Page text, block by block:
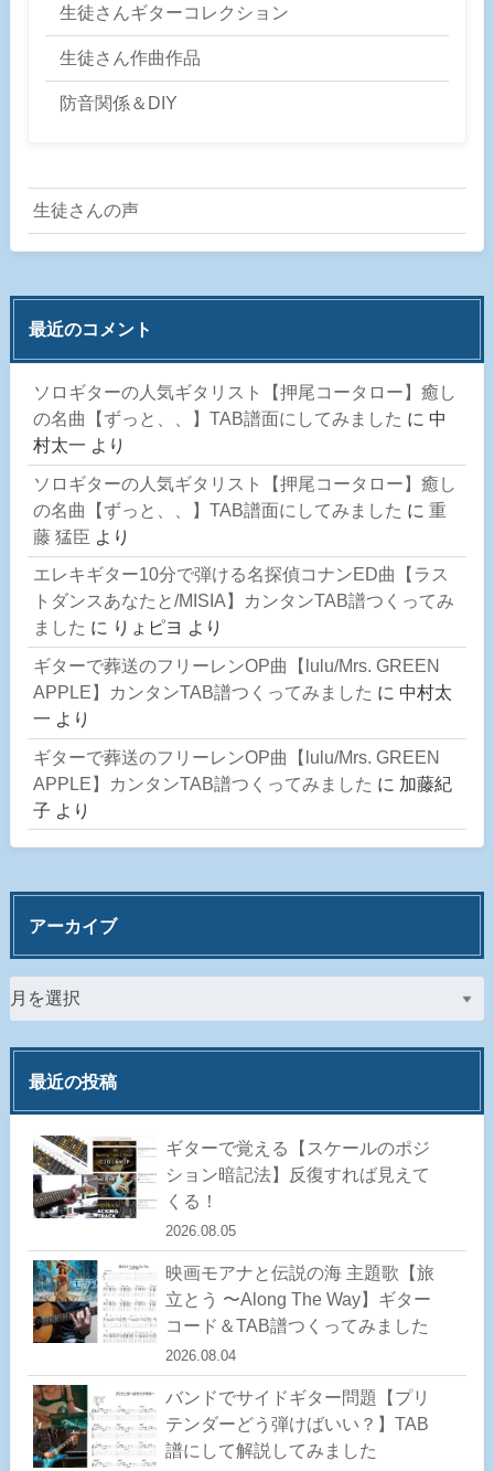
生徒さんギターコレクション
生徒さん作曲作品
防音関係＆DIY
生徒さんの声
最近のコメント
ソロギターの人気ギタリスト【押尾コータロー】癒し
の名曲【ずっと、、】TAB譜面にしてみました に 中
村太一 より
ソロギターの人気ギタリスト【押尾コータロー】癒し
の名曲【ずっと、、】TAB譜面にしてみました に 重
藤 猛臣 より
エレキギター10分で弾ける名探偵コナンED曲【ラス
トダンスあなたと/MISIA】カンタンTAB譜つくってみ
ました に りょピヨ より
ギターで葬送のフリーレンOP曲【lulu/Mrs. GREEN
APPLE】カンタンTAB譜つくってみました に 中村太
一 より
ギターで葬送のフリーレンOP曲【lulu/Mrs. GREEN
APPLE】カンタンTAB譜つくってみました に 加藤紀
子 より
アーカイブ
最近の投稿
ギターで覚える【スケールのポジ
ション暗記法】反復すれば見えて
くる！
2026.08.05
映画モアナと伝説の海 主題歌【旅
立とう 〜Along The Way】ギター
コード＆TAB譜つくってみました
2026.08.04
バンドでサイドギター問題【プリ
テンダーどう弾けばいい？】TAB
譜にして解説してみました